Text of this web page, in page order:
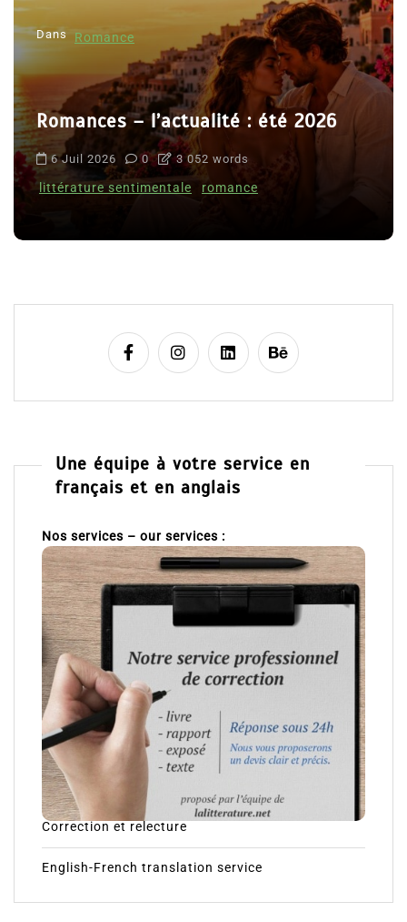
Dans Romance
Romances – l’actualité : été 2026
6 Juil 2026 0 3 052 words
littérature sentimentale romance
Une équipe à votre service en
français et en anglais
Nos services – our services :
Correction et relecture
English-French translation service